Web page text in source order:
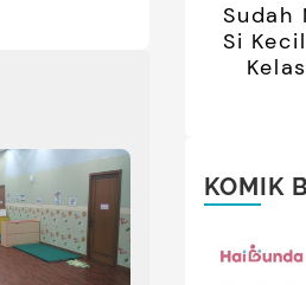
Sudah
Si
KOMIK